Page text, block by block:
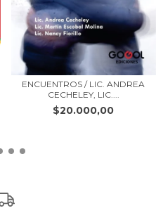
ENCUENTROS / LIC. ANDREA
CECHELEY, LIC....
$20.000,00